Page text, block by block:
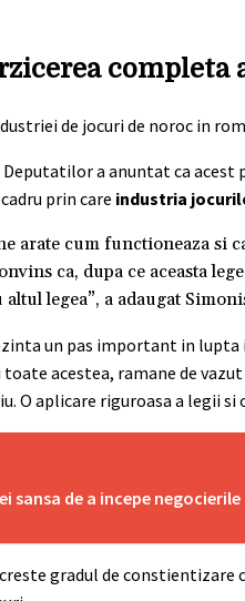
completa
a anuntat ca
prin care industria
arate cum functioneaza si
ca, dupa ce aceasta
legea”, a adaugat
un pas important in
toate acestea, ramane de
O aplicare riguroasa a legii
sansa de a incepe negocierile
gradul de